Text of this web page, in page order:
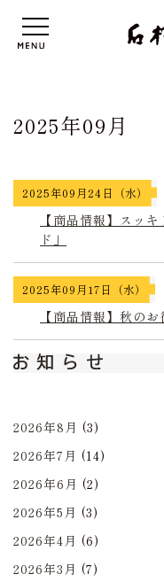
2025年09月
2025年09月24日（水）
【商品情報】スッ
ド」
2025年09月17日（水）
【商品情報】秋の
2026年8月 (3)
2026年7月 (14)
2026年6月 (2)
2026年5月 (3)
2026年4月 (6)
2026年3月 (7)